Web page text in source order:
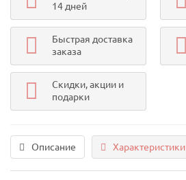
14 дней
Быстрая доставка
заказа
Скидки, акции и
подарки
Описание Характеристики